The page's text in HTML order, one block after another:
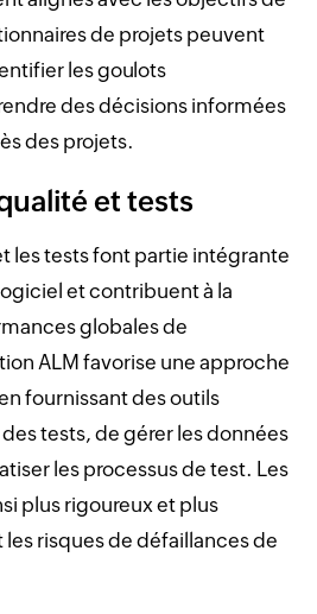
de projets peuvent
les goulots
des décisions informées
des projets.
et tests
les tests font partie intégrante
et contribuent à la
globales de
ALM favorise une approche
fournissant des outils
tests, de gérer les données
les processus de test. Les
plus rigoureux et plus
risques de défaillances de